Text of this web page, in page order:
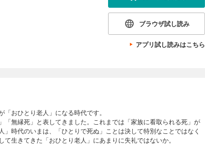
ブラウザ試し読み
アプリ試し読みはこちら
おひとり老人」になる時代です。
無縁死」と表してきました。これまでは「家族に看取られる死」が
時代のいまは、「ひとりで死ぬ」ことは決して特別なことではなく
生きてきた「おひとり老人」にあまりに失礼ではないか。